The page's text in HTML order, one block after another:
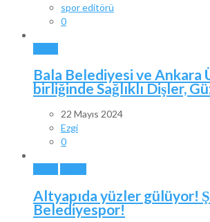
spor editörü
0
Bala Belediyesi ve Ankara
birliğinde Sağlıklı Dişler,
22 Mayıs 2024
Ezgi
0
Altyapıda yüzler gülüyor!
Belediyespor!